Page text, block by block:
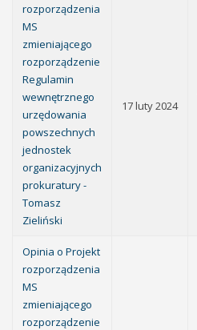
rozporządzenia
MS
zmieniającego
rozporządzenie
Regulamin
wewnętrznego
urzędowania
powszechnych
jednostek
organizacyjnych
prokuratury -
Tomasz
Zieliński
17 luty 2024
Opinia o Projekt
rozporządzenia
MS
zmieniającego
rozporządzenie